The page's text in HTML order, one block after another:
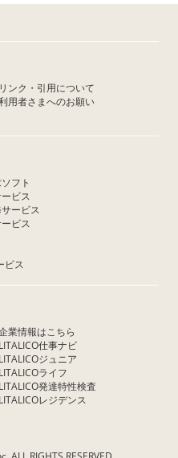
リンク・引用について
用者さまへのお願い
フト
ビス
ービス
ビス
ビス
業情報はこちら
LITALICO仕事ナビ
LITALICOジュニア
LITALICOライフ
LITALICO発達特性検査
LITALICOレジデンス